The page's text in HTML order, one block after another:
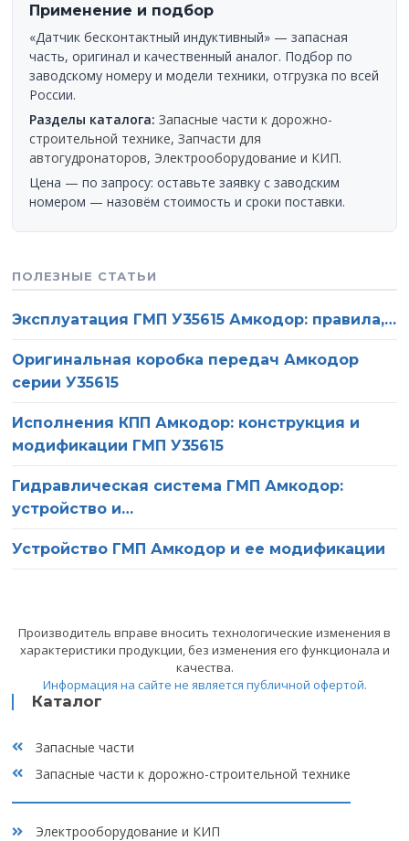
О компании
Сервис
Отзывы
Контакты
Ваше имя
Ваш телефон
конфиденциальности
Каталог
Запасные части
Запасные части к дорожно-строительной технике
Электрооборудование и КИП
Применение и подбор
«Датчик бесконтактный индуктивный» — запасная
часть, оригинал и качественный аналог. Подбор по
заводскому номеру и модели техники, отгрузка по всей
России.
Разделы каталога: Запасные части к дорожно-
строительной технике,Запчасти для
автогудронаторов, Электрооборудование и КИП.
Цена — по запросу: оставьте заявку с заводским
номером — назовём стоимость и сроки поставки.
ПОЛЕЗНЫЕ СТАТЬИ
Эксплуатация ГМП У35615 Амкодор: правила,…
Оригинальная коробка передач Амкодор
серии У35615
Исполнения КПП Амкодор: конструкция и
модификации ГМП У35615
Гидравлическая система ГМП Амкодор:
устройство и…
Устройство ГМП Амкодор и ее модификации
Производитель вправе вносить технологические изменения в
характеристики продукции, без изменения его функционала и
качества.
Информация на сайте не является публичной офертой.